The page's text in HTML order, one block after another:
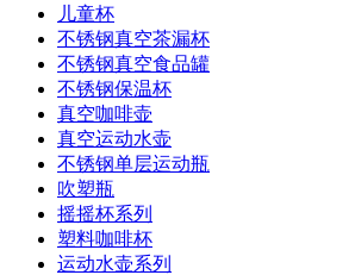
儿童杯
不锈钢真空茶漏杯
不锈钢真空食品罐
不锈钢保温杯
真空咖啡壶
真空运动水壶
不锈钢单层运动瓶
吹塑瓶
摇摇杯系列
塑料咖啡杯
运动水壶系列